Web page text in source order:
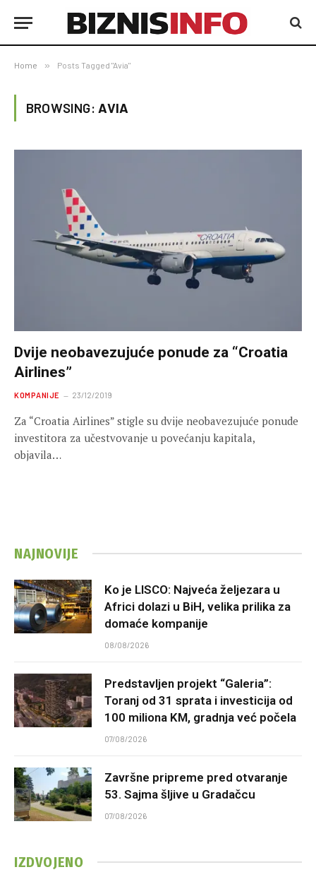
Home » Posts Tagged "Avia"
BROWSING: AVIA
Dvije neobavezujuće ponude za “Croatia
Airlines”
KOMPANIJE 23/12/2019
Za “Croatia Airlines” stigle su dvije neobavezujuće ponude
investitora za učestvovanje u povećanju kapitala,
objavila…
NAJNOVIJE
Ko je LISCO: Najveća željezara u
Africi dolazi u BiH, velika prilika za
domaće kompanije
08/08/2026
Predstavljen projekt “Galeria”:
Toranj od 31 sprata i investicija od
100 miliona KM, gradnja već počela
07/08/2026
Završne pripreme pred otvaranje
53. Sajma šljive u Gradačcu
07/08/2026
IZDVOJENO